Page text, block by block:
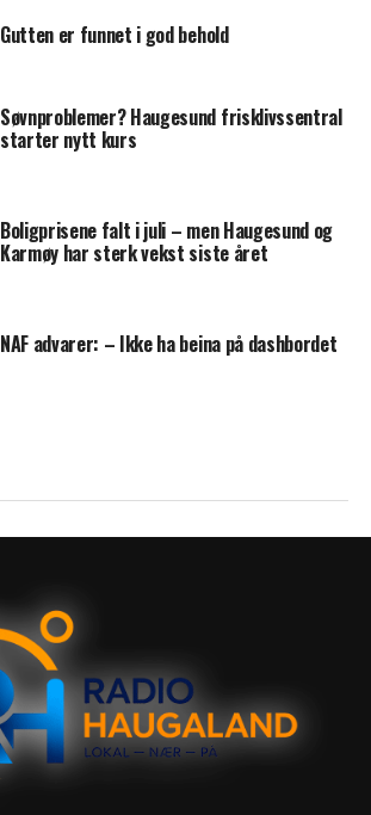
Gutten er funnet i god behold
Søvnproblemer? Haugesund frisklivssentral
starter nytt kurs
Boligprisene falt i juli – men Haugesund og
Karmøy har sterk vekst siste året
NAF advarer: – Ikke ha beina på dashbordet